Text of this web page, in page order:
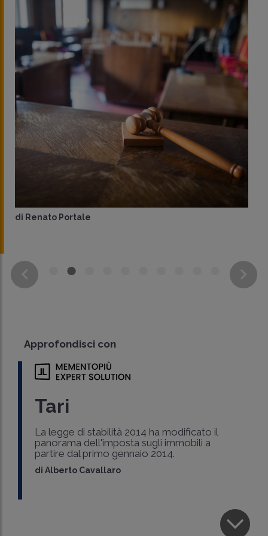
redazione Memento
Approfondisci con
Tari
La legge di stabilità 2014 ha modificato il
panorama dell'imposta sugli immobili a
partire dal primo gennaio 2014.
diAlberto Cavallaro